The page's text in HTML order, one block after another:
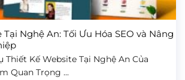
Nghệ An: Tối Ưu Hóa SEO và Nâng
Thiết Kế Website Tại Nghệ An Của
Quan Trọng ...